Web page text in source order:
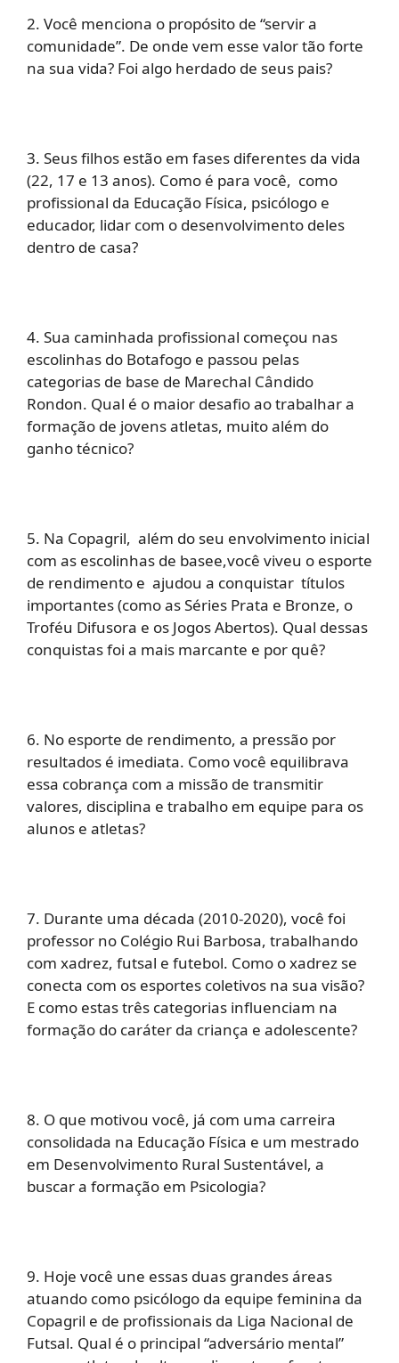
2. Você menciona o propósito de “servir a
comunidade”. De onde vem esse valor tão forte
na sua vida? Foi algo herdado de seus pais?
3. Seus filhos estão em fases diferentes da vida
(22, 17 e 13 anos). Como é para você, como
profissional da Educação Física, psicólogo e
educador, lidar com o desenvolvimento deles
dentro de casa?
4. Sua caminhada profissional começou nas
escolinhas do Botafogo e passou pelas
categorias de base de Marechal Cândido
Rondon. Qual é o maior desafio ao trabalhar a
formação de jovens atletas, muito além do
ganho técnico?
5. Na Copagril, além do seu envolvimento inicial
com as escolinhas de basee,você viveu o esporte
de rendimento e ajudou a conquistar títulos
importantes (como as Séries Prata e Bronze, o
Troféu Difusora e os Jogos Abertos). Qual dessas
conquistas foi a mais marcante e por quê?
6. No esporte de rendimento, a pressão por
resultados é imediata. Como você equilibrava
essa cobrança com a missão de transmitir
valores, disciplina e trabalho em equipe para os
alunos e atletas?
7. Durante uma década (2010-2020), você foi
professor no Colégio Rui Barbosa, trabalhando
com xadrez, futsal e futebol. Como o xadrez se
conecta com os esportes coletivos na sua visão?
E como estas três categorias influenciam na
formação do caráter da criança e adolescente?
8. O que motivou você, já com uma carreira
consolidada na Educação Física e um mestrado
em Desenvolvimento Rural Sustentável, a
buscar a formação em Psicologia?
9. Hoje você une essas duas grandes áreas
atuando como psicólogo da equipe feminina da
Copagril e de profissionais da Liga Nacional de
Futsal. Qual é o principal “adversário mental”